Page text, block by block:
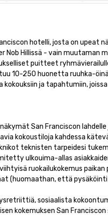
hotelli, josta on upeat
Nob Hillissä - vain muutaman
puitteet
10-250 huonetta ruuhka-
kokouksiin ja tapahtumiin,
San Franciscon
kokoustiloja kahdessa
teknisten tarpeidesi
ulkouima-allas
ruokailukokemus paikan
(huomaathan, että pysäköinti
sosiaalista
kokemuksen San Franciscon